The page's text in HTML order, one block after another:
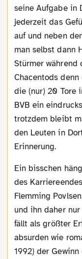
seine Aufgabe in
jederzeit das
auf und neben
man selbst dann
Stürmer während
Chacentods
die (nur) 20 Tore
BVB ein
trotzdem bleibt
den Leuten in
Erinnerung.
Ein bisschen hängt das bei ihm auch mit der Art
des
Flemming
und ihn daher
fällt als größter
absurden wie
1992) der